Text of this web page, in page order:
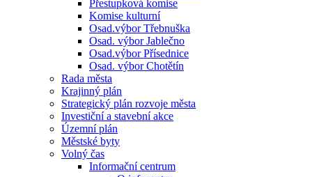
Přestupková komise
Komise kulturní
Osad.výbor Třebnuška
Osad. výbor Jablečno
Osad.výbor Přísednice
Osad. výbor Chotětín
Rada města
Krajinný plán
Strategický plán rozvoje města
Investiční a stavební akce
Územní plán
Městské byty
Volný čas
Informační centrum